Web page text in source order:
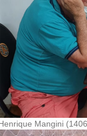
Mangini